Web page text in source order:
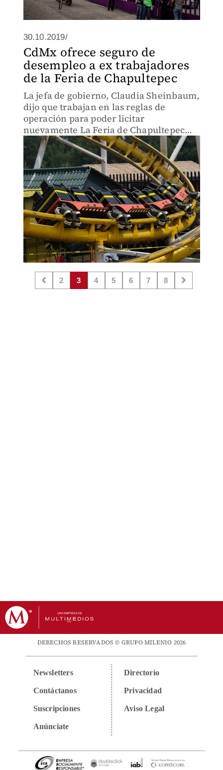
30.10.2019/
CdMx ofrece seguro de
desempleo a ex trabajadores
de la Feria de Chapultepec
La jefa de gobierno, Claudia Sheinbaum,
dijo que trabajan en las reglas de
operación para poder licitar
nuevamente La Feria de Chapultepec
para que puedan regresar a sus trabajos.
2 3 4 5 6 7 8
DERECHOS RESERVADOS © GRUPO MILENIO 2026
Newsletters
Contáctanos
Suscripciones
Anúnciate
Directorio
Privacidad
Aviso Legal